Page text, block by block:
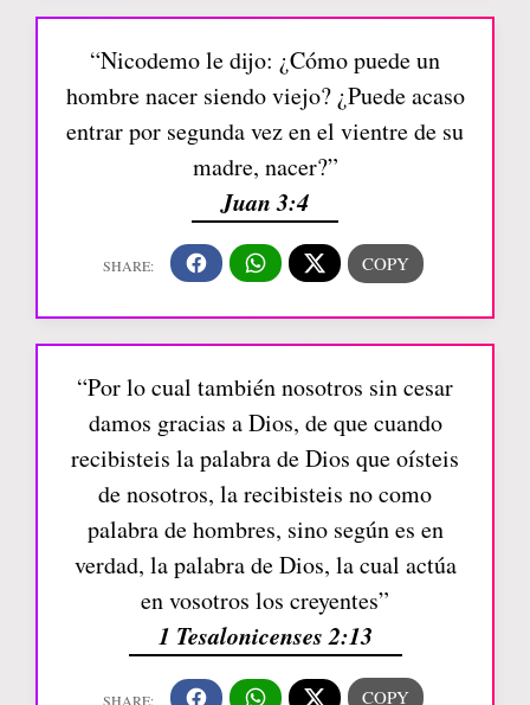
“Nicodemo le dijo: ¿Cómo puede un
hombre nacer siendo viejo? ¿Puede acaso
entrar por segunda vez en el vientre de su
madre, nacer?”
Juan 3:4
“Por lo cual también nosotros sin cesar
damos gracias a Dios, de que cuando
recibisteis la palabra de Dios que oísteis
de nosotros, la recibisteis no como
palabra de hombres, sino según es en
verdad, la palabra de Dios, la cual actúa
en vosotros los creyentes”
1 Tesalonicenses 2:13